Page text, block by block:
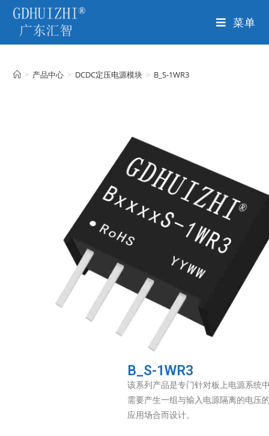
菜单
> 产品中心 > DCDC定压电源模块 > B_S-1WR3
B_S-1WR3
该系列产品是专门针对板上电源系统
需要产生一组与输入电源隔离的电压
应用场合而设计。